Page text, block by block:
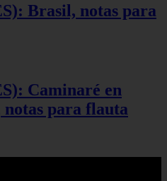
Brasil, notas para
Caminaré en
notas para flauta